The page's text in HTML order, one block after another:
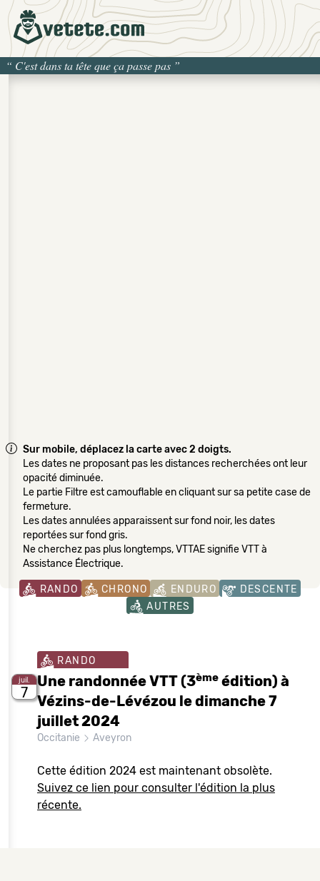
“ C'est dans ta tête que ça passe pas ”
Sur mobile, déplacez la carte avec 2 doigts.
Les dates ne proposant pas les distances recherchées ont leur
opacité diminuée.
Le partie Filtre est camouflable en cliquant sur sa petite case de
fermeture.
Les dates annulées apparaissent sur fond noir, les dates
reportées sur fond gris.
Ne cherchez pas plus longtemps, VTTAE signifie VTT à
Assistance Électrique.
RANDO CHRONO ENDURO
DESCENTE
AUTRES
juil.
7
RANDO
Une randonnée VTT (3ème édition) à
Vézins-de-Lévézou le dimanche 7
juillet 2024
Occitanie Aveyron
Cette édition 2024 est maintenant obsolète.
Suivez ce lien pour consulter l'édition la plus
récente.